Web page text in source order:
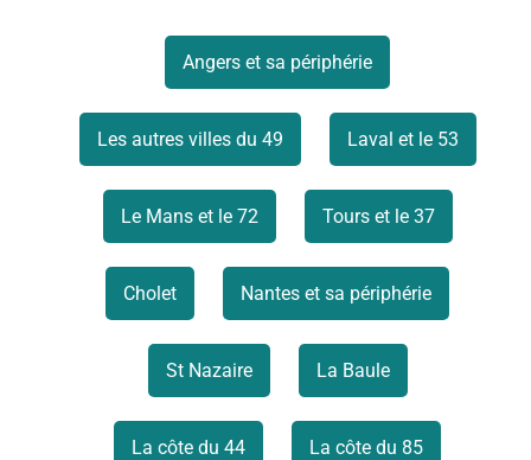
Angers et sa périphérie
Les autres villes du 49 Laval et le 53
Le Mans et le 72 Tours et le 37
Cholet Nantes et sa périphérie
St Nazaire La Baule
La côte du 44 La côte du 85